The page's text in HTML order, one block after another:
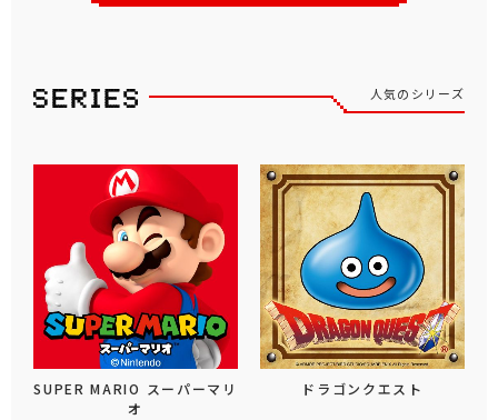
人気のシリーズ
SUPER MARIO スーパーマリ
オ
ドラゴンクエスト